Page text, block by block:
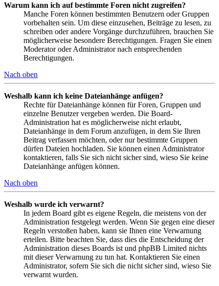
Warum kann ich auf bestimmte Foren nicht zugreifen?
Manche Foren können bestimmten Benutzern oder Gruppen
vorbehalten sein. Um diese einzusehen, Beiträge zu lesen, zu
schreiben oder andere Vorgänge durchzuführen, brauchen Sie
möglicherweise besondere Berechtigungen. Fragen Sie einen
Moderator oder Administrator nach entsprechenden
Berechtigungen.
Nach oben
Weshalb kann ich keine Dateianhänge anfügen?
Rechte für Dateianhänge können für Foren, Gruppen und
einzelne Benutzer vergeben werden. Die Board-
Administration hat es möglicherweise nicht erlaubt,
Dateianhänge in dem Forum anzufügen, in dem Sie Ihren
Beitrag verfassen möchten, oder nur bestimmte Gruppen
dürfen Dateien hochladen. Sie können einen Administrator
kontaktieren, falls Sie sich nicht sicher sind, wieso Sie keine
Dateianhänge anfügen können.
Nach oben
Weshalb wurde ich verwarnt?
In jedem Board gibt es eigene Regeln, die meistens von der
Administration festgelegt werden. Wenn Sie gegen eine dieser
Regeln verstoßen haben, kann sie Ihnen eine Verwarnung
erteilen. Bitte beachten Sie, dass dies die Entscheidung der
Administration dieses Boards ist und phpBB Limited nichts
mit dieser Verwarnung zu tun hat. Kontaktieren Sie einen
Administrator, sofern Sie sich die nicht sicher sind, wieso Sie
verwarnt wurden.